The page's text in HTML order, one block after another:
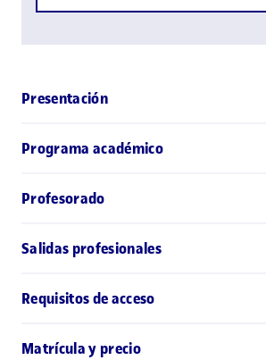
Presentación
Programa académico
Profesorado
Salidas profesionales
Requisitos de acceso
Matrícula y precio